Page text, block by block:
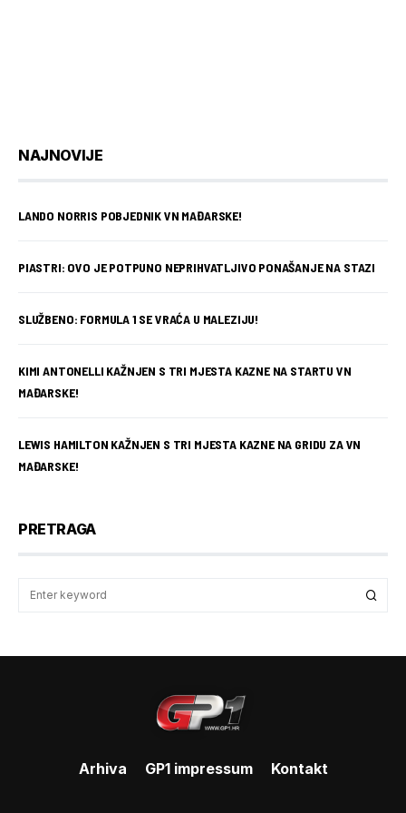
NAJNOVIJE
LANDO NORRIS POBJEDNIK VN MAĐARSKE!
PIASTRI: OVO JE POTPUNO NEPRIHVATLJIVO PONAŠANJE NA STAZI
SLUŽBENO: FORMULA 1 SE VRAĆA U MALEZIJU!
KIMI ANTONELLI KAŽNJEN S TRI MJESTA KAZNE NA STARTU VN
MAĐARSKE!
LEWIS HAMILTON KAŽNJEN S TRI MJESTA KAZNE NA GRIDU ZA VN
MAĐARSKE!
PRETRAGA
Arhiva GP1 impressum Kontakt